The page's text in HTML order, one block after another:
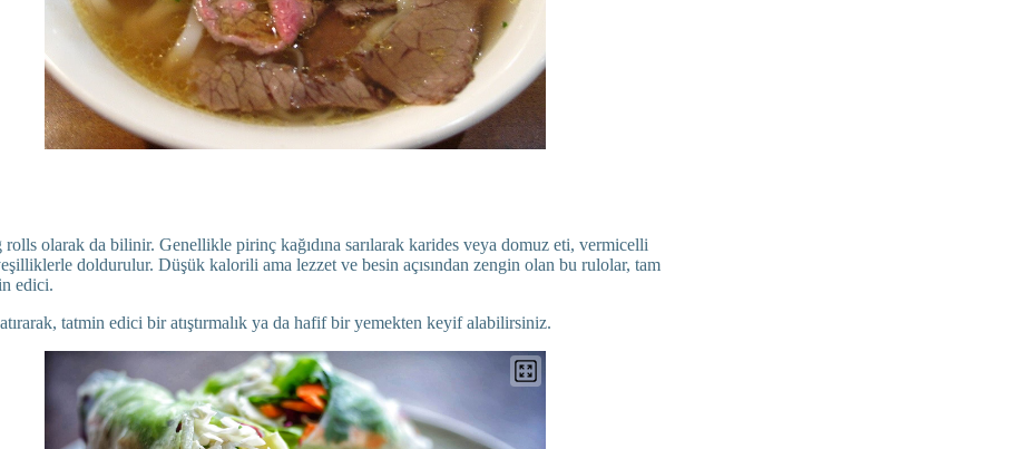
olarak da bilinir. Genellikle pirinç kağıdına sarılarak karides veya domuz eti, vermicelli
doldurulur. Düşük kalorili ama lezzet ve besin açısından zengin olan bu rulolar, tam
edici.
tatmin edici bir atıştırmalık ya da hafif bir yemekten keyif alabilirsiniz.